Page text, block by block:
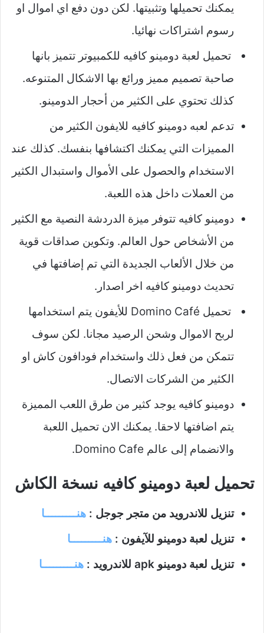
يمكنك تحميلها وتثبيتها. لكن دون دفع اي اموال او
رسوم اشتراكات نهائيا.
تحميل لعبة دومينو كافيه للكمبيوتر تتميز بانها
صاحبة تصميم مميز ورائع بها الاشكال المتنوعه.
كذلك تحتوي على الكثير من أحجار الدومينو.
تدعم لعبه دومينو كافيه للايفون الكثير من
المميزات التي يمكنك اكتشافها بنفسك. كذلك عند
الاستخدام والحصول على الأموال واستبدال الكثير
من العملات داخل هذه اللعبة.
دومينو كافيه تتوفر ميزة الدردشة النصية مع الكثير
من الأشخاص حول العالم. وتكوين صداقات قوية
من خلال الألعاب الجديدة التي تم إضافتها في
تحديث دومينو كافيه اخر اصدار.
تحميل Domino Café للأيفون يتم استخدامها
لربح الاموال وشحن الرصيد مجانا. لكن سوف
تتمكن من فعل ذلك واستخدام فودافون كاش او
الكثير من الشركات الاتصال.
دومينو كافيه يوجد كثير من طرق اللعب المميزة
يتم اضافتها لاحقا. يمكنك الان تحميل اللعبة
والانضمام إلى عالم Domino Cafe.
تحميل لعبة دومينو كافيه نسخة الكاش
تنزيل للاندرويد من متجر جوجل : هنـــــــــا
تنزيل لعبة دومينو للآيفون : هنـــــــــا
تنزيل لعبة دومينو apk للاندرويد :
هنـــــــــا